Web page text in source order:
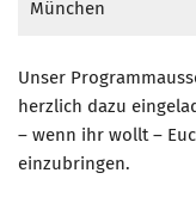
Mentoring
MARKETING PIONIERE
Marketing Pioniere
München
Unser
herzlich dazu
– wenn ihr wollt –
einzubringen.